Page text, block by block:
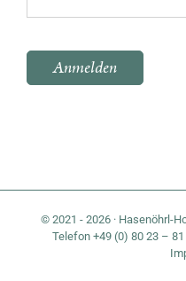
Bitte lasse dieses Feld
© 2021 - 2026 · Hasenöhrl-
Telefon +49 (0) 80 23 – 81